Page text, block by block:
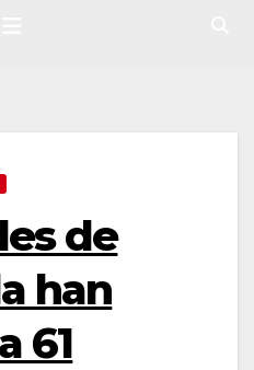
de
han
61